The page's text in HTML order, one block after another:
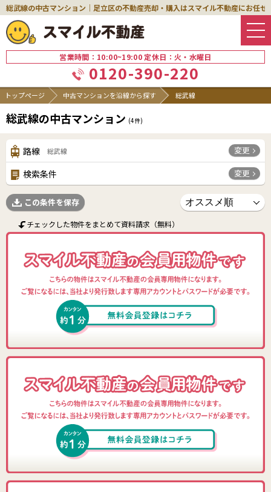
総武線の中古マンション｜足立区の不動産売却・購入はスマイル不動産にお任せ
営業時間：10:00~19:00 定休日：火・水曜日
0120-390-220
トップページ 中古マンションを沿線から探す 総武線
総武線の中古マンション (4件)
路線 総武線 変更
検索条件 変更
この条件を保存
チェックした物件をまとめて資料請求（無料）